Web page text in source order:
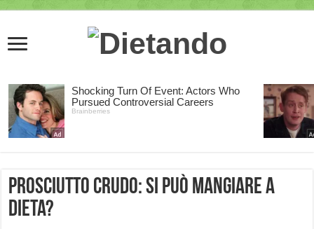
Prosciutto crudo: si può mangiare a
dieta?